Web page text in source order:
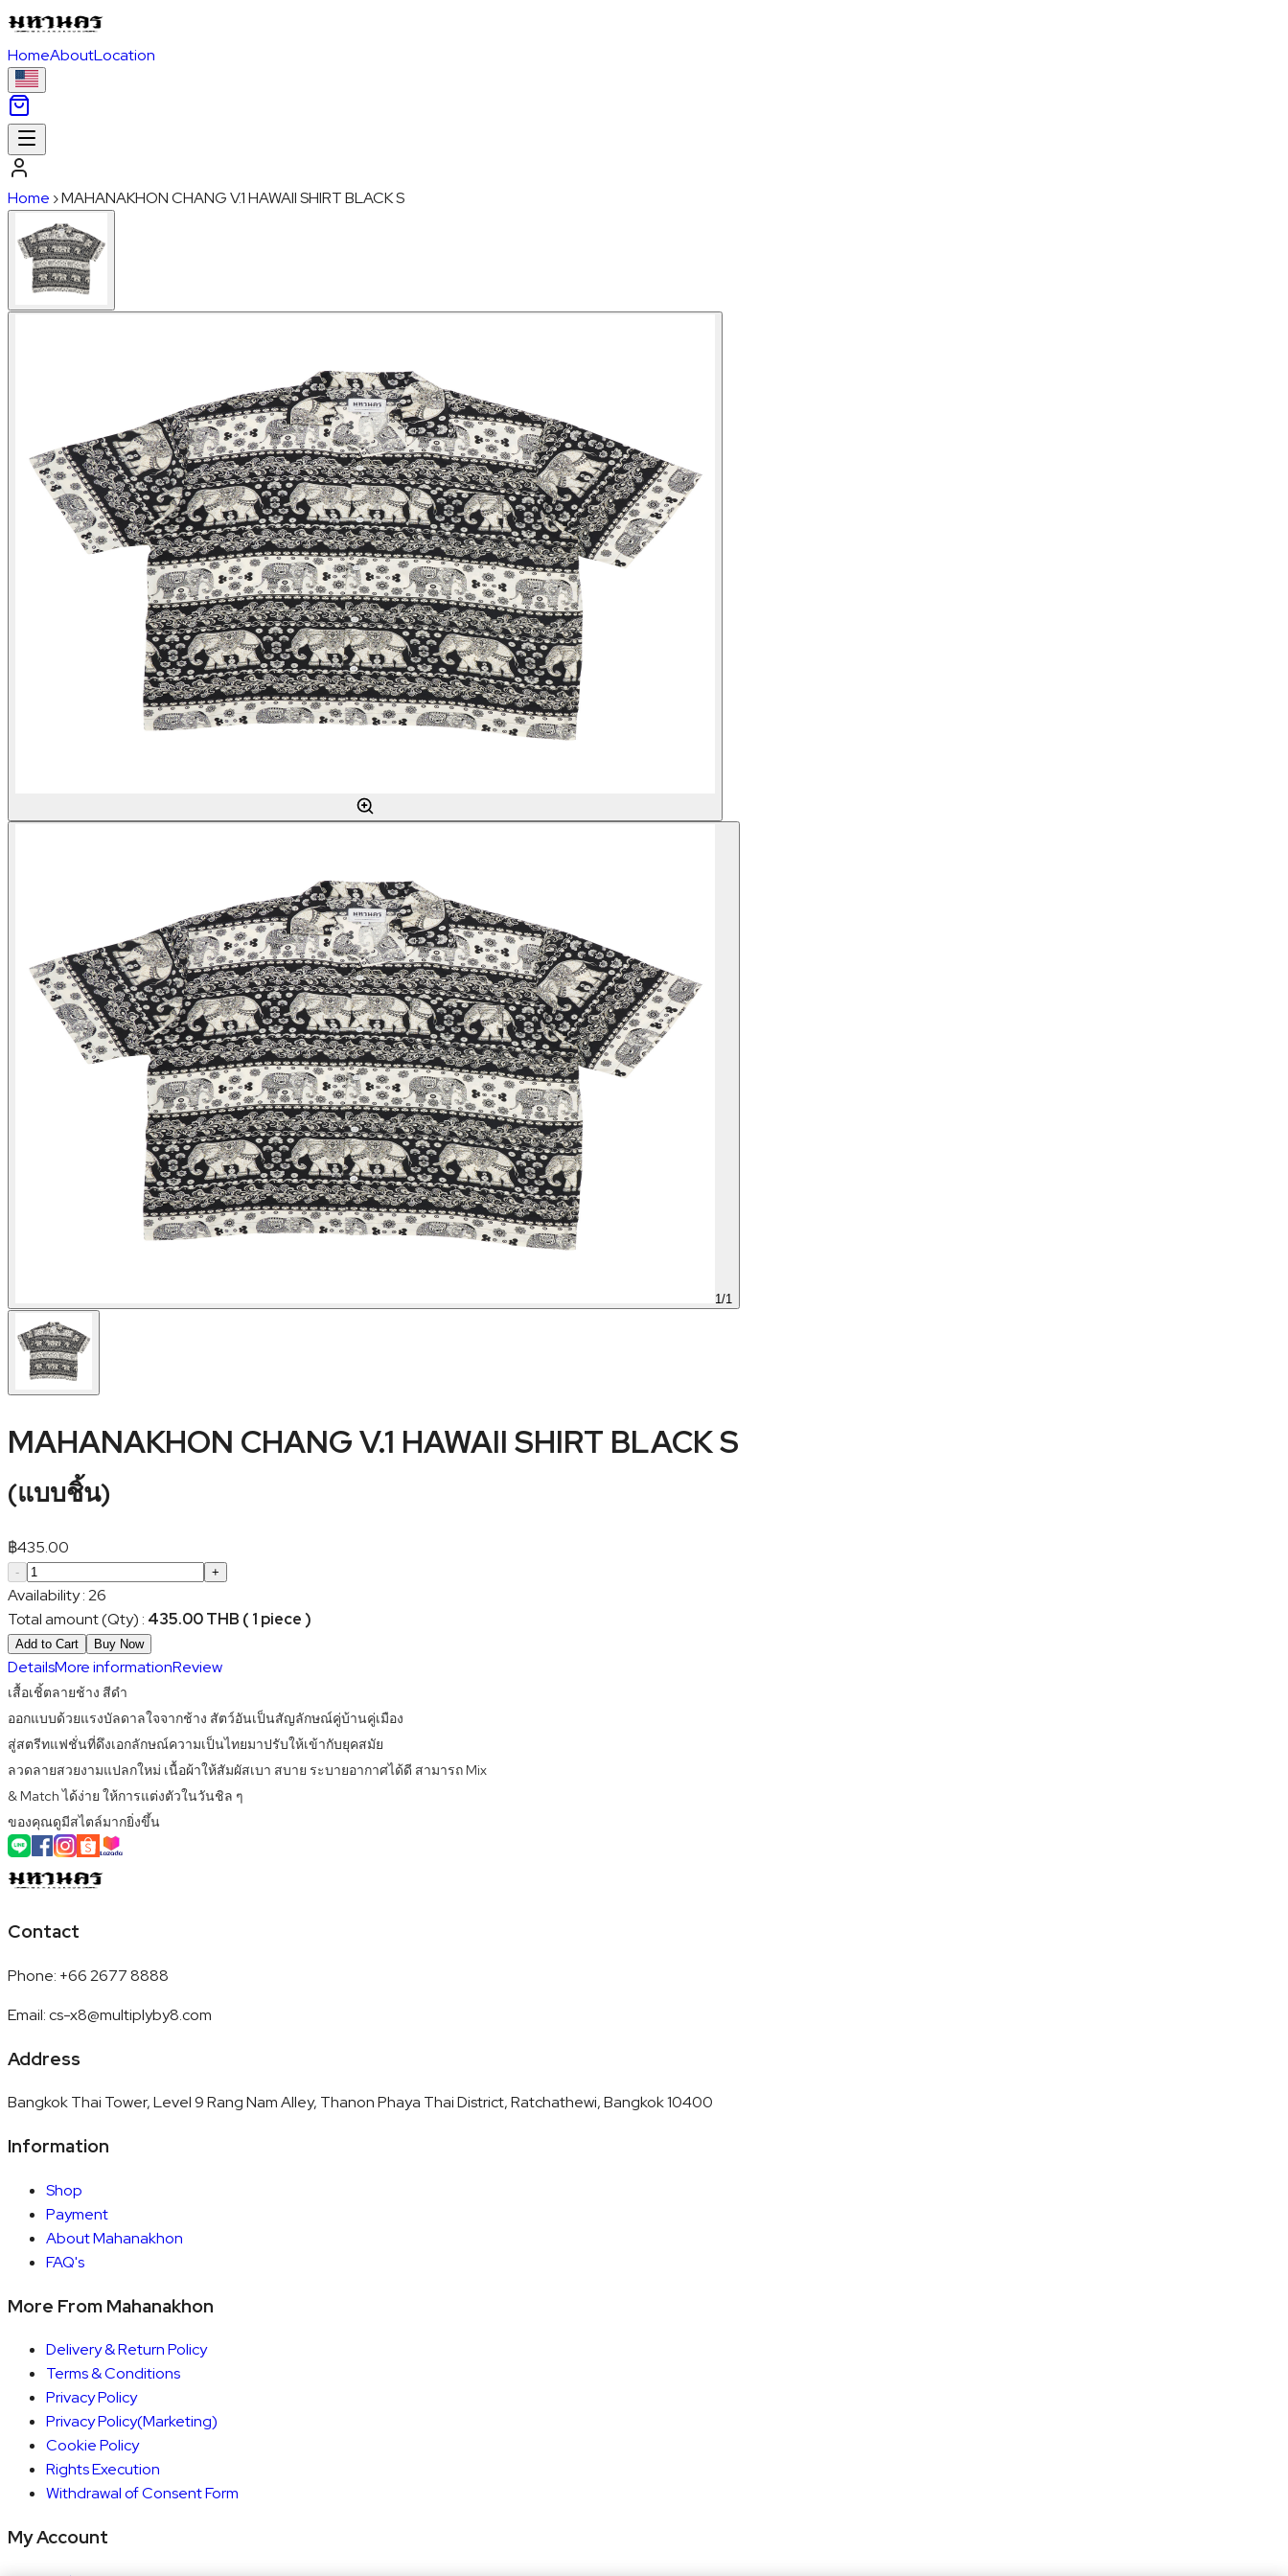
HomeAboutLocation
Home ›MAHANAKHON CHANG V.1 HAWAII SHIRT BLACK S
1/1
MAHANAKHON CHANG V.1 HAWAII SHIRT BLACK S
(แบบชิ้น)
฿435.00
- +
Availability:26
Total amount (Qty) : 435.00 THB ( 1 piece )
Add to Cart Buy Now
DetailsMore informationReview
เสื้อเชิ้ตลายช้าง สีดำ
ออกแบบด้วยแรงบัลดาลใจจากช้าง สัตว์อันเป็นสัญลักษณ์คู่บ้านคู่เมือง
สู่สตรีทแฟชั่นที่ดึงเอกลักษณ์ความเป็นไทยมาปรับให้เข้ากับยุคสมัย
ลวดลายสวยงามแปลกใหม่ เนื้อผ้าให้สัมผัสเบา สบาย ระบายอากาศได้ดี สามารถ Mix
& Match ได้ง่าย ให้การแต่งตัวในวันชิล ๆ
ของคุณดูมีสไตล์มากยิ่งขึ้น
Contact
Phone: +66 2677 8888
Email:cs-x8@multiplyby8.com
Address
Bangkok Thai Tower, Level 9 Rang Nam Alley, Thanon Phaya Thai District, Ratchathewi, Bangkok 10400
Information
Shop
Payment
About Mahanakhon
FAQ's
More From Mahanakhon
Delivery & Return Policy
Terms & Conditions
Privacy Policy
Privacy Policy(Marketing)
Cookie Policy
Rights Execution
Withdrawal of Consent Form
My Account